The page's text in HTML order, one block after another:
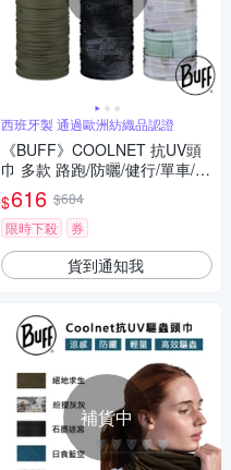
西班牙製 通過歐洲紡織品認證
《BUFF》COOLNET 抗UV頭
巾 多款 路跑/防曬/健行/單車/爬
山/吸濕排汗/春夏
$616 $684
限時下殺
券
貨到通知我
補貨中